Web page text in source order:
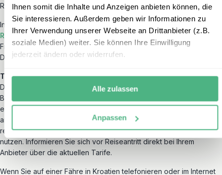
Ihnen somit die Inhalte und Anzeigen anbieten können, die
Sie interessieren. Außerdem geben wir Informationen zu
Ihrer Verwendung unserer Webseite an Drittanbieter (z.B.
soziale Medien) weiter. Sie können Ihre Einwilligung
jederzeit ändern oder widerrufen.
Alle zulassen
Anpassen
Restaurants ihren Gästen anbieten.
In den meisten Unterkünften können Sie während Ihrer
Reisekostenfrei das dortige W-LAN nutzen.
Fragen Sie auch Ihren Mobilfunk-Anbieter, wie groß Ihr inkludiertes
Datenvolumen für Kroatien, Slowenien und Montenegro ist.
Telefonieren
Das Mobilfunknetz in Kroatien, Slowenien, Montenegro und
Bosnien und Herzegowina ist sehr gut ausgebaut, fast überall gibt
es hervorragenden Empfang. Sie können dort mit Ihrem Handy
anbieterübergreifend meist zu den Konditionen Ihres eigenen,
regulären Inlandstarifs telefonieren und Ihr mobiles Datenvolumen
nutzen. Informieren Sie sich vor Reiseantritt direkt bei Ihrem
Anbieter über die aktuellen Tarife.
Wenn Sie auf einer Fähre in Kroatien telefonieren oder im Internet